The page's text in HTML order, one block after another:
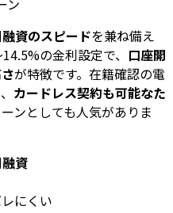
資のスピードを兼ね備え
の金利設定で、 口座開
が特徴です。在籍確認の電
カードレス契約も可能なた
ンとしても人気がありま
資
にくい